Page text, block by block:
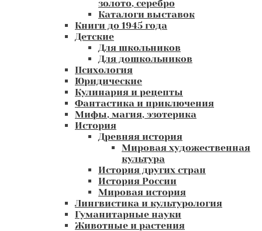
золото, серебро
Каталоги выставок
Книги до 1945 года
Детские
Для школьников
Для дошкольников
Психология
Юридические
Кулинария и рецепты
Фантастика и приключения
Мифы, магия, эзотерика
История
Древняя история
Мировая художественная
культура
История других стран
История России
Мировая история
Лингвистика и культурология
Гуманитарные науки
Животные и растения